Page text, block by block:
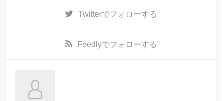
Twitterでフォローする
Feedlyでフォローする